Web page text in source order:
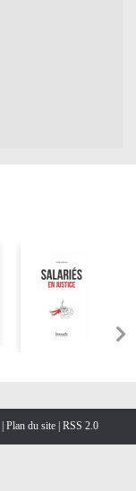
Plan du site RSS 2.0